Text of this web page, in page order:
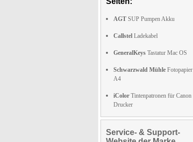
AGT SUP Pumpen Akku
Callstel Ladekabel
GeneralKeys Tastatur Mac OS
Schwarzwald Mühle Fotopapier
A4
iColor Tintenpatronen für Canon
Drucker
Service- & Support-